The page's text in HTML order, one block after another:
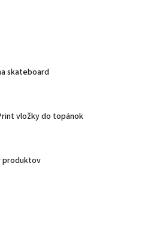
skateboard
vložky do topánok
produktov